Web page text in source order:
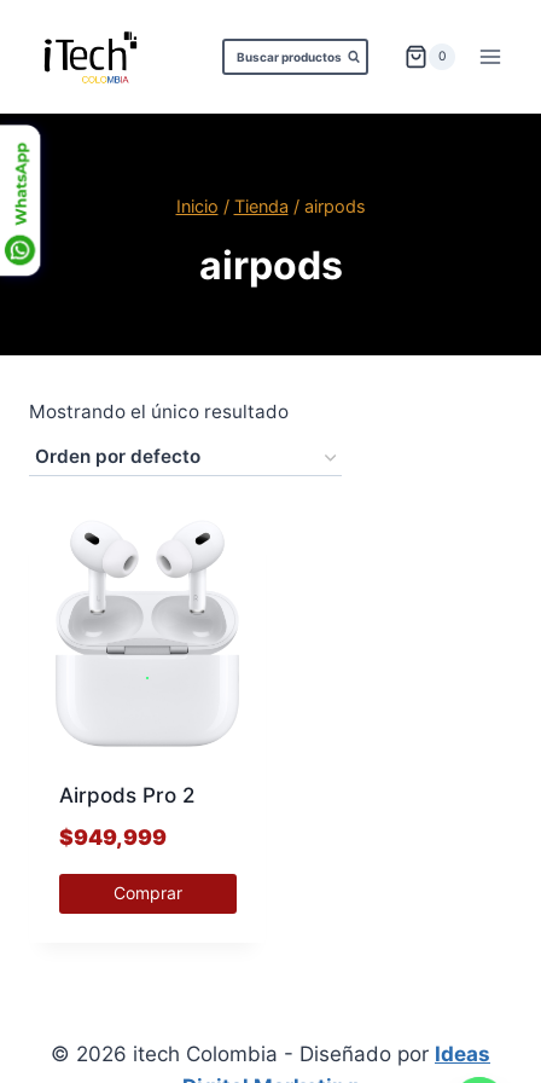
contenido
Buscar productos 0
Inicio / Tienda / airpods
airpods
Mostrando el único resultado
Airpods Pro 2
$949,999
Comprar
variantes.
© 2026 itech Colombia - Diseñado por Ideas